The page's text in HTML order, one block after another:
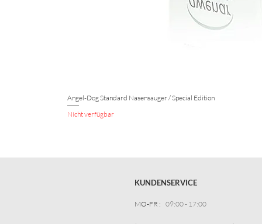
Angel-Dog Standard Nasensauger / Special Edition
Nicht verfügbar
KUNDENSERVICE
MO-FR : 09:00 - 17:00